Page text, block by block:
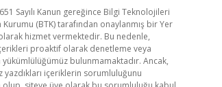
Sayılı Kanun gereğince Bilgi Teknolojileri
(BTK) tarafından onaylanmış bir Yer
olarak hizmet vermektedir. Bu nedenle,
proaktif olarak denetleme veya
yükümlülüğümüz bulunmamaktadır. Ancak,
yazdıkları içeriklerin sorumluluğunu